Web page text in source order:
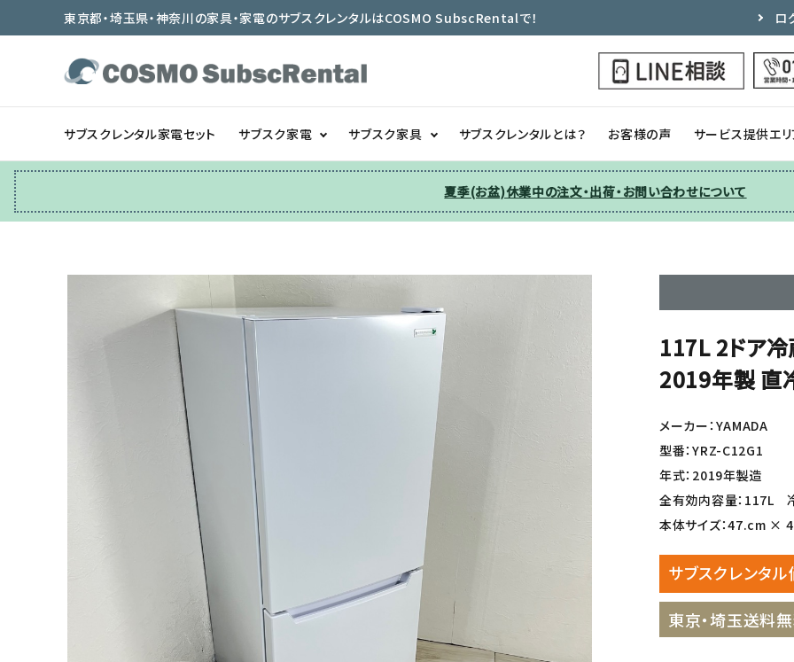
東京都・埼玉県・神奈川の家具・家電のサブスクレンタルはCOSMO SubscRentalで！ ロ
サブスクレンタル家電セット サブスク家電
冷蔵庫 洗濯機 季節家電
サブスク家具
テーブル/デスク チェア ソファー
収納
サブスクレンタルとは？ お客様の声 サービス提供エ
夏季(お盆)休業中の注文・出荷・お問い合わせについて
117L 2ドア
2019年製 直
メーカー：YAMADA
型番：YRZ-C12G1
年式：2019年製造
全有効内容量：117L
本体サイズ：47.cm
サブスクレンタ
東京・埼玉送料